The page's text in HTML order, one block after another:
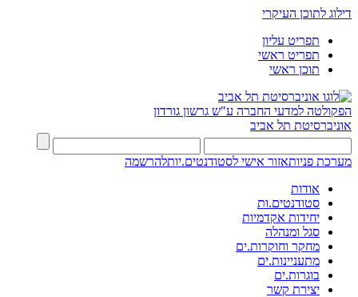
דילוג לתוכן העיקרי
תפריט עליון
תפריט ראשי
תוכן ראשי
הפקולטה למדעי החברה ע"ש גרשון גורדון
אוניברסיטת תל אביב
מערכת פניותאזור אישי לסטודנטים.יותלהרשמה
אודות
סטודנטים.ות
יחידות אקדמיות
סגל ומנהלה
מחקר וחוקרות.ים
מתעניינות.ים
בוגרות.ים
יצירת קשר